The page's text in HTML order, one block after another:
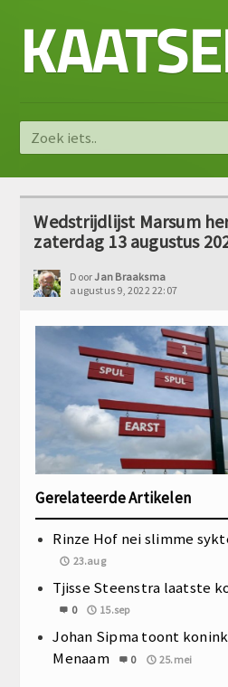
Wedstrijdlijst Marsum
zaterdag 13 augustus
DoorJan Braaksma
augustus 9, 2022 22:07
Gerelateerde Artikelen
Rinze Hof nei slimme
23.aug
Tjisse Steenstra laatste
0 15.sep
Johan Sipma toont
Menaam
0 25.mei